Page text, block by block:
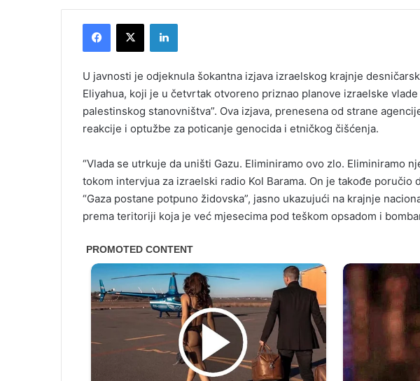
U javnosti je odjeknula šokantna izjava izraelskog krajnje
Eliyahua, koji je u četvrtak otvoreno priznao planove izraelske
palestinskog stanovništva”. Ova izjava, prenesena od strane
reakcije i optužbe za poticanje genocida i etničkog čišćenja.
“Vlada se utrkuje da uništi Gazu. Eliminiramo ovo zlo. Eliminiramo
tokom intervjua za izraelski radio Kol Barama. On je takođe poručio
“Gaza postane potpuno židovska”, jasno ukazujući na krajnje
prema teritoriji koja je već mjesecima pod teškom opsadom i